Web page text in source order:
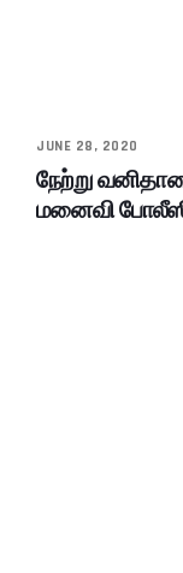
JUNE 28, 2020
நேற்று
மனைவி